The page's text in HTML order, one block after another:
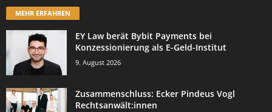
MEHR ERFAHREN
EY Law berät Bybit Payments bei
Konzessionierung als E-Geld-Institut
9. August 2026
Zusammenschluss: Ecker Pindeus Vogl
Rechtsanwält:innen